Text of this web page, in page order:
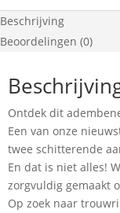
Beschrijving
Beoordelingen (0)
Ontdek dit
Een van onze
twee schitterende
En dat is niet alles!
zorgvuldig gemaakt
Op zoek naar